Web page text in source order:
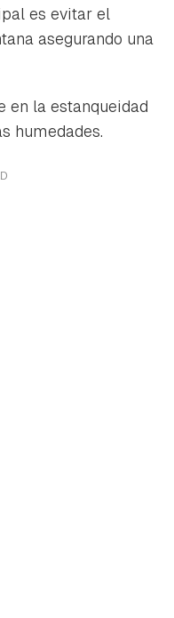
es evitar el
asegurando una
en la estanqueidad
humedades.